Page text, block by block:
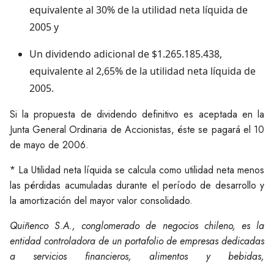
equivalente al 30% de la utilidad neta líquida de
2005 y
Un dividendo adicional de $1.265.185.438,
equivalente al 2,65% de la utilidad neta líquida de
2005.
Si la propuesta de dividendo definitivo es aceptada en la
Junta General Ordinaria de Accionistas, éste se pagará el 10
de mayo de 2006.
* La Utilidad neta líquida se calcula como utilidad neta menos
las pérdidas acumuladas durante el período de desarrollo y
la amortización del mayor valor consolidado.
Quiñenco S.A., conglomerado de negocios chileno, es la
entidad controladora de un portafolio de empresas dedicadas
a servicios financieros, alimentos y bebidas,